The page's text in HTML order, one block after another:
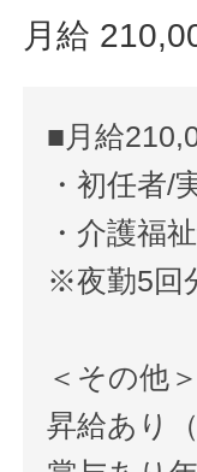
月給
■月給
・初任者/
・介護福
※夜勤5回
＜その他＞
昇給あり